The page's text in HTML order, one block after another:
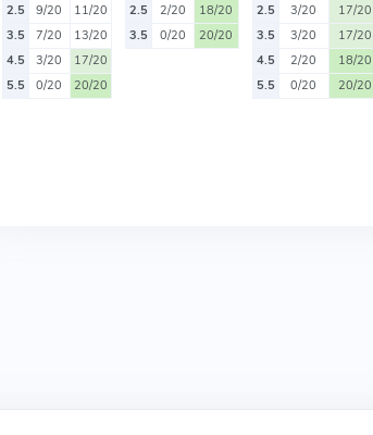
2.5
9/20
11/20
3.5
7/20
13/20
4.5
3/20
17/20
5.5
0/20 20/20
2.5
2/20
18/20
3.5
0/20 20/20
2.5
3/20
17/20
3.5
3/20
17/20
4.5
2/20
18/20
5.5
0/20 20/20